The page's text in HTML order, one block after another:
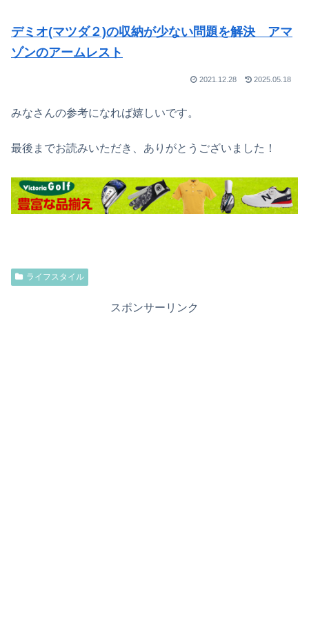
デミオ(マツダ２)の収納が少ない問題を解決 アマ
ゾンのアームレスト
2021.12.28 2025.05.18
みなさんの参考になれば嬉しいです。
最後までお読みいただき、ありがとうございました！
ライフスタイル
スポンサーリンク